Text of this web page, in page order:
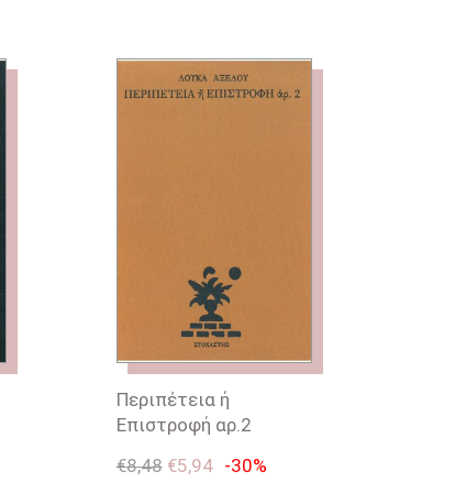
Περιπέτεια ή
Επιστροφή αρ.2
€8,48 €5,94 -30%